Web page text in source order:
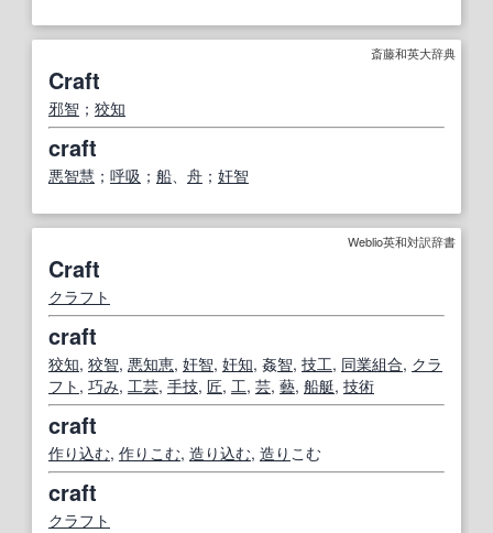
斎藤和英大辞典
Craft
邪智 ； 狡知
craft
悪智慧 ； 呼吸 ； 船、 舟 ； 奸智
Weblio英和対訳辞書
Craft
クラフト
craft
狡知, 狡智, 悪知恵, 奸智, 奸知, 姦智, 技工, 同業組合, クラ
フト , 巧み, 工芸, 手技, 匠, 工, 芸, 藝, 船艇, 技術
craft
作り込む, 作りこむ, 造り込む, 造り こむ
craft
クラフト